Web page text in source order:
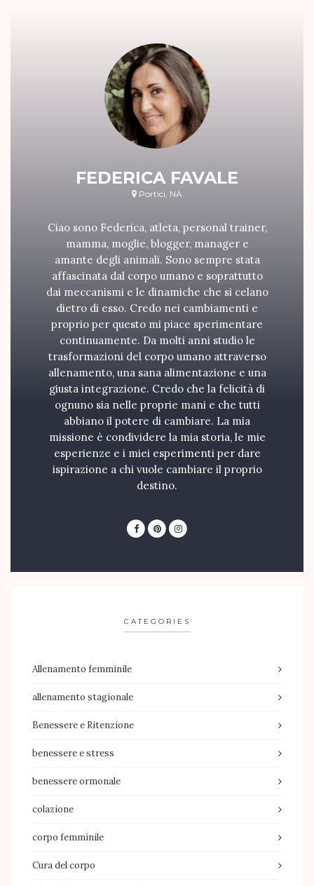
FEDERICA FAVALE
Portici, NA
Ciao sono Federica, atleta, personal trainer,
mamma, moglie, blogger, manager e
amante degli animali. Sono sempre stata
affascinata dal corpo umano e soprattutto
dai meccanismi e le dinamiche che si celano
dietro di esso. Credo nei cambiamenti e
proprio per questo mi piace sperimentare
continuamente. Da molti anni studio le
trasformazioni del corpo umano attraverso
allenamento, una sana alimentazione e una
giusta integrazione. Credo che la felicità di
ognuno sia nelle proprie mani e che tutti
abbiano il potere di cambiare. La mia
missione è condividere la mia storia, le mie
esperienze e i miei esperimenti per dare
ispirazione a chi vuole cambiare il proprio
destino.
CATEGORIES
Allenamento femminile
allenamento stagionale
Benessere e Ritenzione
benessere e stress
benessere ormonale
colazione
corpo femminile
Cura del corpo